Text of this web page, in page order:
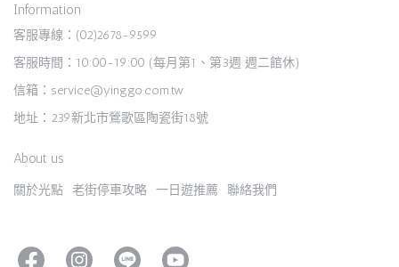
Information
客服專線：(02)2678-9599
客服時間：10:00-19:00 (每月第1、第3週 週二館休)
信箱：service@yinggo.com.tw
地址：239新北市鶯歌區陶瓷街18號
About us
關於光點 老街停車攻略 一日遊推薦 聯絡我們